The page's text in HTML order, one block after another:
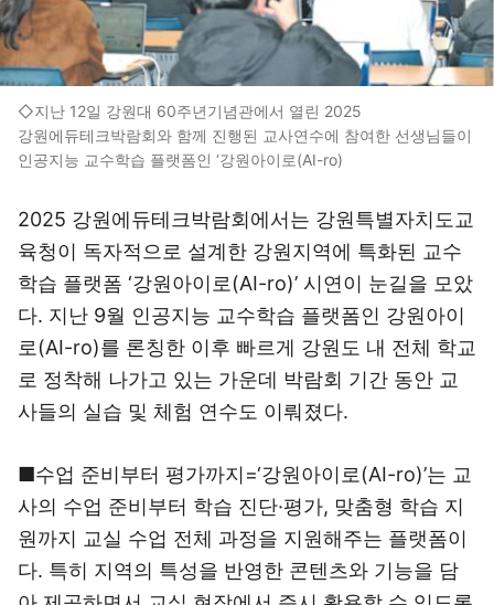
◇지난 12일 강원대 60주년기념관에서 열린 2025
강원에듀테크박람회와 함께 진행된 교사연수에 참여한 선생님들이
인공지능 교수학습 플랫폼인 ‘강원아이로(AI-ro)
2025 강원에듀테크박람회에서는 강원특별자치도교
육청이 독자적으로 설계한 강원지역에 특화된 교수
학습 플랫폼 ‘강원아이로(AI-ro)’ 시연이 눈길을 모았
다. 지난 9월 인공지능 교수학습 플랫폼인 강원아이
로(AI-ro)를 론칭한 이후 빠르게 강원도 내 전체 학교
로 정착해 나가고 있는 가운데 박람회 기간 동안 교
사들의 실습 및 체험 연수도 이뤄졌다.
■수업 준비부터 평가까지=‘강원아이로(AI-ro)’는 교
사의 수업 준비부터 학습 진단·평가, 맞춤형 학습 지
원까지 교실 수업 전체 과정을 지원해주는 플랫폼이
다. 특히 지역의 특성을 반영한 콘텐츠와 기능을 담